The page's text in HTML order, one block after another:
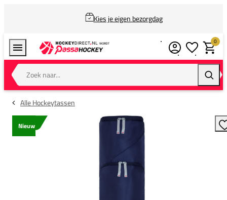
Kies je eigen bezorgdag
Zoek naar...
0
Alle Hockeytassen
Nieuw